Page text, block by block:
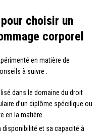
choisir un
corporel
en matière de
à suivre :
dans le domaine du droit
d’un diplôme spécifique ou
en la matière.
disponibilité et sa capacité à